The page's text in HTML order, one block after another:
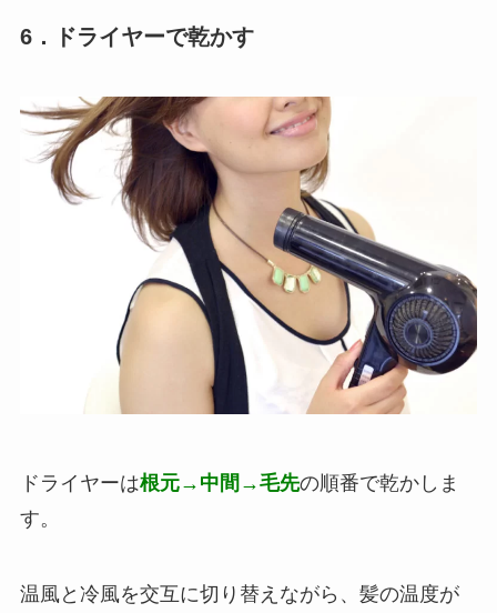
6．ドライヤーで乾かす
ドライヤーは根元→中間→毛先の順番で乾かしま
す。
温風と冷風を交互に切り替えながら、髪の温度が